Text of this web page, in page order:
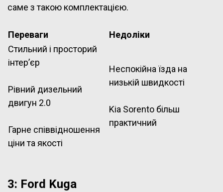
саме з такою комплектацією.
Переваги
Недоліки
Стильний і просторий
інтер’єр
Рівний дизельний
двигун 2.0
Гарне співвідношення
ціни та якості
Неспокійна їзда на
низькій швидкості
Kia Sorento більш
практичний
3: Ford Kuga